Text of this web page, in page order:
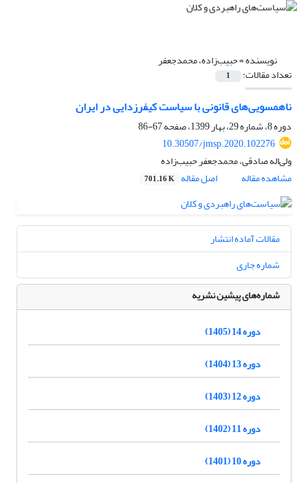
نویسنده =حبیب‌زاده، محمدجعفر
تعداد مقالات: 1
ناهمسویی‌های قانونی با سیاست کیفرزدایی در ایران
دوره 8، شماره 29، بهار 1399، صفحه
67-86
10.30507/jmsp.2020.102276
ولیاله صادقی، محمدجعفر حبیب‌زاده
مشاهده مقاله
اصل مقاله 701.16 K
مقالات آماده انتشار
شماره جاری
شماره‌های پیشین نشریه
دوره 14 (1405)
دوره 13 (1404)
دوره 12 (1403)
دوره 11 (1402)
دوره 10 (1401)